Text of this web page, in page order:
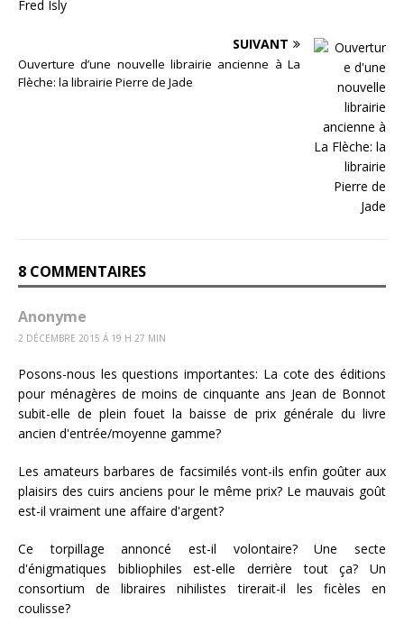
SUIVANT
Ouverture d’une nouvelle librairie ancienne à La
Flèche: la librairie Pierre de Jade
8 COMMENTAIRES
Anonyme
2 DÉCEMBRE 2015 Á 19 H 27 MIN
Posons-nous les questions importantes: La cote des éditions
pour ménagères de moins de cinquante ans Jean de Bonnot
subit-elle de plein fouet la baisse de prix générale du livre
ancien d'entrée/moyenne gamme?
Les amateurs barbares de facsimilés vont-ils enfin goûter aux
plaisirs des cuirs anciens pour le même prix? Le mauvais goût
est-il vraiment une affaire d'argent?
Ce torpillage annoncé est-il volontaire? Une secte
d'énigmatiques bibliophiles est-elle derrière tout ça? Un
consortium de libraires nihilistes tirerait-il les ficèles en
coulisse?